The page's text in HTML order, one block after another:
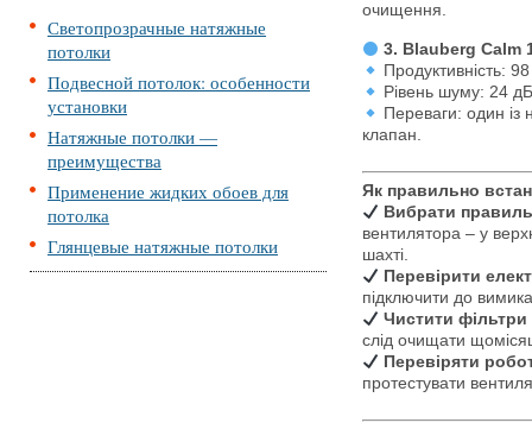
Светопрозрачные натяжные
потолки
Подвесной потолок: особенности
установки
Натяжные потолки —
преимущества
Применение жидких обоев для
потолка
Глянцевые натяжные потолки
очищення.
3. Blauberg Calm
Продуктивність:
Рівень шуму: 24 дБ
Переваги: один із
клапан.
Як правильно
Вибрати
вентилятора – у
шахті.
Перевірити
підключити до
Чистити фільтри
слід очищати
Перевіряти
протестувати